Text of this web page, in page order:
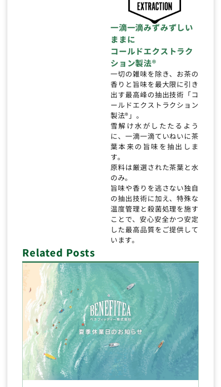
一滴一滴みずみずしい
ままに
コールドエクストラク
ション製法®
一切の雑味を除き、お茶の
香りと旨味を最大限に引き
出す最高峰の抽出技術「コ
ールドエクストラクション
製法®」。
雪解け水がしたたるよう
に、一滴一滴ていねいに茶
葉本来の旨味を抽出しま
す。
原料は厳選された茶葉と水
のみ。
旨味や香りを逃さない独自
の抽出技術に加え、特殊な
温度管理と殺菌処理を施す
ことで、安心安全かつ安定
した最高品質をご提供して
います。
Related Posts